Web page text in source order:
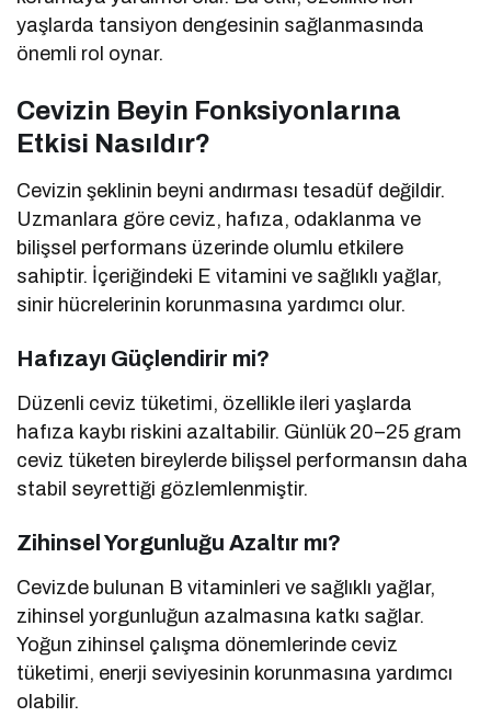
yaşlarda tansiyon dengesinin sağlanmasında
önemli rol oynar.
Cevizin Beyin Fonksiyonlarına
Etkisi Nasıldır?
Cevizin şeklinin beyni andırması tesadüf değildir.
Uzmanlara göre ceviz, hafıza, odaklanma ve
bilişsel performans üzerinde olumlu etkilere
sahiptir. İçeriğindeki E vitamini ve sağlıklı yağlar,
sinir hücrelerinin korunmasına yardımcı olur.
Hafızayı Güçlendirir mi?
Düzenli ceviz tüketimi, özellikle ileri yaşlarda
hafıza kaybı riskini azaltabilir. Günlük 20–25 gram
ceviz tüketen bireylerde bilişsel performansın daha
stabil seyrettiği gözlemlenmiştir.
Zihinsel Yorgunluğu Azaltır mı?
Cevizde bulunan B vitaminleri ve sağlıklı yağlar,
zihinsel yorgunluğun azalmasına katkı sağlar.
Yoğun zihinsel çalışma dönemlerinde ceviz
tüketimi, enerji seviyesinin korunmasına yardımcı
olabilir.